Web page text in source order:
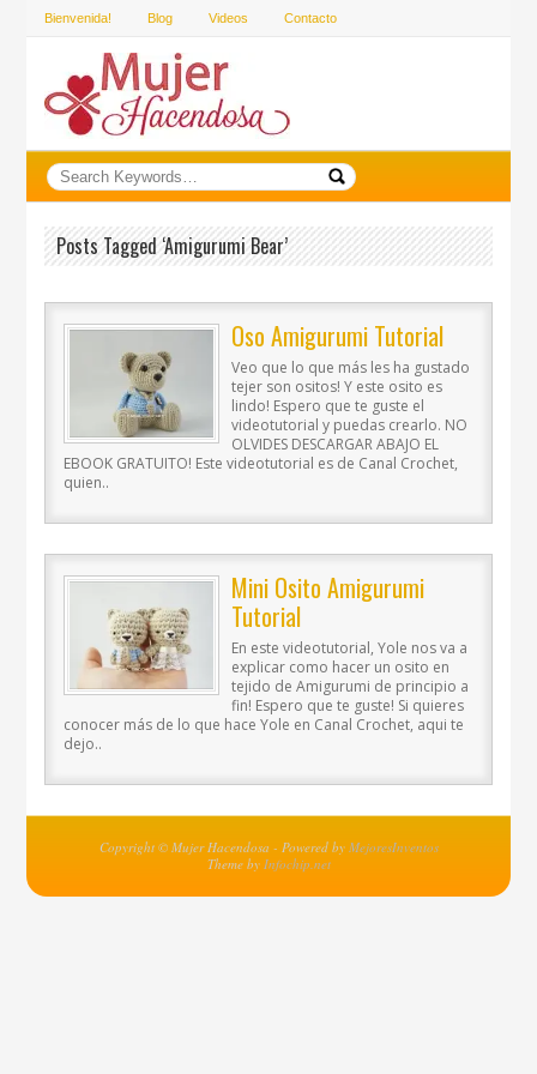
Bienvenida! Blog Videos Contacto
Posts Tagged ‘amigurumi Bear’
Oso Amigurumi Tutorial
Veo que lo que más les ha gustado
tejer son ositos! Y este osito es
lindo! Espero que te guste el
videotutorial y puedas crearlo. NO
OLVIDES DESCARGAR ABAJO EL
EBOOK GRATUITO! Este videotutorial es de Canal Crochet,
quien..
Mini Osito Amigurumi
Tutorial
En este videotutorial, Yole nos va a
explicar como hacer un osito en
tejido de Amigurumi de principio a
fin! Espero que te guste! Si quieres
conocer más de lo que hace Yole en Canal Crochet, aqui te
dejo..
Copyright © Mujer Hacendosa - Powered by MejoresInventos
Theme by Infochip.net